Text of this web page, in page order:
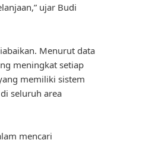
ujar Budi
Menurut data
meningkat setiap
memiliki sistem
seluruh area
mencari